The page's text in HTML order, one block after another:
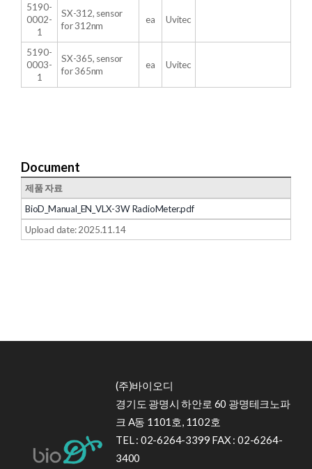
5190-
0002-
1
SX-312, sensor
for 312nm
ea Uvitec
5190-
0003-
1
SX-365, sensor
for 365nm
ea Uvitec
Document
제품 자료
BioD_Manual_EN_VLX-3W RadioMeter.pdf
Upload date: 2025.11.14
(주)바이오디
경기도 광명시 하안로 60 광명테크노파
크 A동 1101호, 1102호
TEL : 02-6264-3399 FAX : 02-6264-
3400